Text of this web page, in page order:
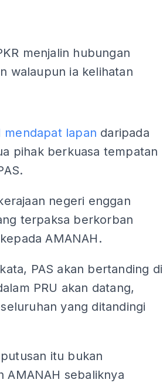
menjalin hubungan
walaupun ia kelihatan
mendapat lapan daripada
pihak berkuasa tempatan
negeri enggan
terpaksa berkorban
AMANAH.
PAS akan bertanding di
PRU akan datang,
yang ditandingi
itu bukan
AMANAH sebaliknya